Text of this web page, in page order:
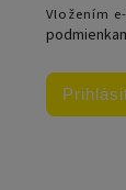
Vložením